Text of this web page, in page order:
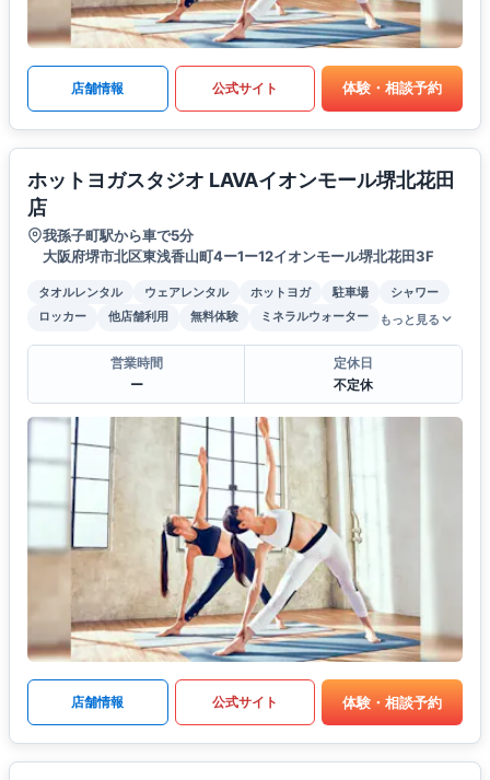
店舗情報 公式サイト 体験・相談予約
ホットヨガスタジオ LAVAイオンモール堺北花田
店
我孫子町駅から車で5分
大阪府堺市北区東浅香山町4ー1ー12イオンモール堺北花田3F
タオルレンタル ウェアレンタル ホットヨガ 駐車場
シャワー
ロッカー
他店舗利用 無料体験 ミネラルウォーター もっと見る
営業時間
ー
定休日
不定休
店舗情報 公式サイト 体験・相談予約